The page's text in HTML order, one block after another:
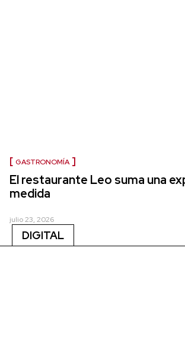
GASTRONOMÍA
El restaurante Leo suma una
medida
julio 23, 2026
DIGITAL